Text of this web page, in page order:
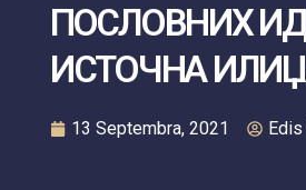
ПОСЛОВНИХ
ИСТОЧНА
13 Septembra, 2021